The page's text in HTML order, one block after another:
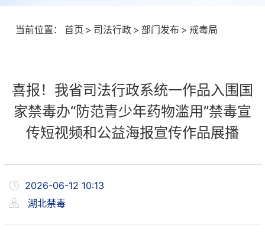
当前位置： 首页 > 司法行政 > 部门发布 > 戒毒局
喜报！我省司法行政系统一作品入围国
家禁毒办“防范青少年药物滥用”禁毒宣
传短视频和公益海报宣传作品展播
2026-06-12 10:13
湖北禁毒